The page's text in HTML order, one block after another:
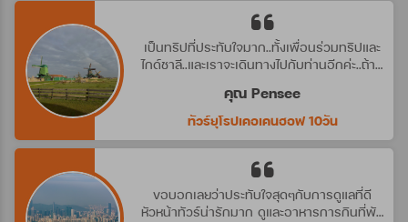
เป็นทริปที่ประทับใจมาก..ทั้งเพื่อนร่วมทริปและ
ไกด์ชาลี..และเราจะเดินทางไปกับท่านอีกค่ะ..ถ้ามี
คุณ Pensee
ทัวร์ยุโรปเคอเคนฮอฟ 10วัน
ขอบอกเลยว่าประทับใจสุดๆกับการดูแลที่ดี
หัวหน้าทัวร์น่ารักมาก ดูและอาหารการกินที่พัก